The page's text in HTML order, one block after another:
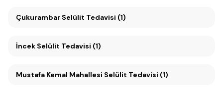
Çukurambar Selülit Tedavisi (1)
İncek Selülit Tedavisi (1)
Mustafa Kemal Mahallesi Selülit Tedavisi (1)